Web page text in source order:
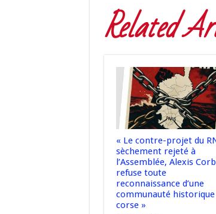
Related
« Le contre-projet du
sèchement rejeté à
l’Assemblée, Alexis
refuse toute
reconnaissance d’une
communauté historique
corse »